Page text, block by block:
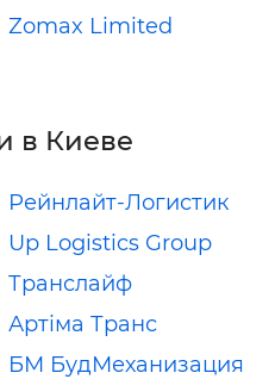
Zomax Limited
в Киеве
Рейнлайт-Логистик
Up Logistics Group
Транслайф
Артіма Транс
БМ БудМеханизация